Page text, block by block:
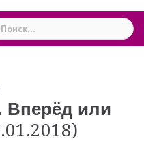
Вперёд или